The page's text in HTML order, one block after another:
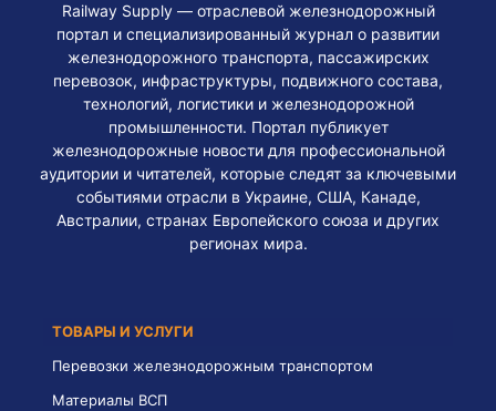
Railway Supply — отраслевой железнодорожный
портал и специализированный журнал о развитии
железнодорожного транспорта, пассажирских
перевозок, инфраструктуры, подвижного состава,
технологий, логистики и железнодорожной
промышленности. Портал публикует
железнодорожные новости для профессиональной
аудитории и читателей, которые следят за ключевыми
событиями отрасли в Украине, США, Канаде,
Австралии, странах Европейского союза и других
регионах мира.
ТОВАРЫ И УСЛУГИ
Перевозки железнодорожным транспортом
Материалы ВСП